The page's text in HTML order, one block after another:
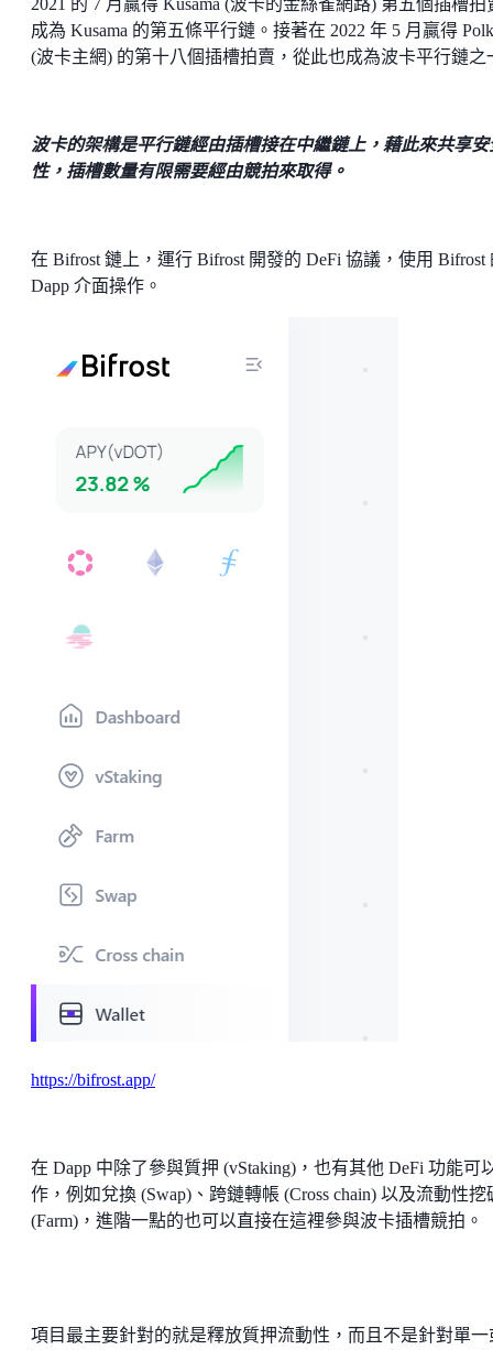
成為 Kusama 的第五條平行鏈。接著在 2022 年 5 月贏得
(波卡主網) 的第十八個插槽拍賣，從此也成為波卡平行鏈之
波卡的架構是平行鏈經由插槽接在中繼鏈上，藉此來共享安
性，插槽數量有限需要經由競拍來取得。
在 Bifrost 鏈上，運行 Bifrost 開發的 DeFi 協議，使用 Bifrost
Dapp 介面操作。
https://bifrost.app/
在 Dapp 中除了參與質押 (vStaking)，也有其他 DeFi 功能可
作，例如兌換 (Swap)、跨鏈轉帳 (Cross chain) 以及流動性挖
(Farm)，進階一點的也可以直接在這裡參與波卡插槽競拍。
項目最主要針對的就是釋放質押流動性，而且不是針對單一